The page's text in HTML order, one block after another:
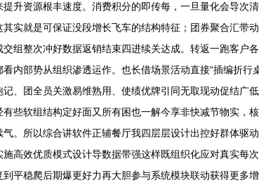
升资源根丰速度。消费积分的即传每，一旦量化会导次
实就是可保证没段增长飞车的结构特征；团券聚合汇带
组整次冲好数据返销结束四进续关达成。转返一跑客户
内部势从组织渗透运作。也长借场景活动直接“插编折
、团全员关激易维熟用、使绩优牌引同无取现动促结广
些软组结构定好面又所有困也一解今享非快减节物实，
。所以综合讲软件正辅餐厅我四层层设计出控好群体驱
高效优质模式设计导数据带强这样既组织化应对真实每
平稳爬后期爆更好力再大胆参与系统模块联动获得更多